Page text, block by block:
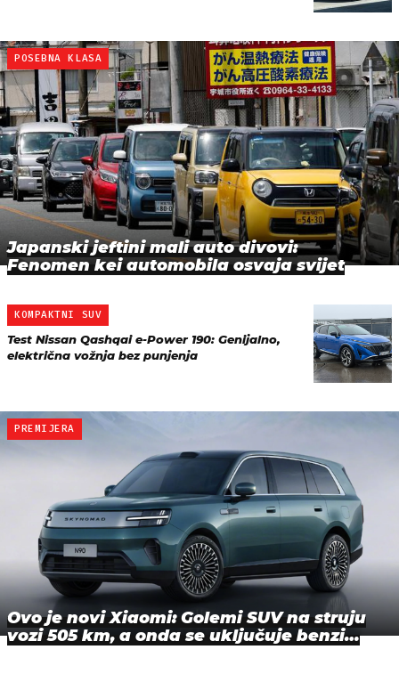
POSEBNA KLASA
Japanski jeftini mali auto divovi:
Fenomen kei automobila osvaja svijet
KOMPAKTNI SUV
Test Nissan Qashqai e-Power 190: Genijalno,
električna vožnja bez punjenja
PREMIJERA
Ovo je novi Xiaomi: Golemi SUV na struju
vozi 505 km, a onda se uključuje benzi…